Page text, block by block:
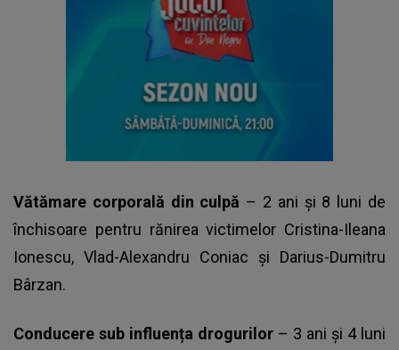
Vătămare corporală din culpă – 2 ani și 8 luni de
închisoare pentru rănirea victimelor Cristina-Ileana
Ionescu, Vlad-Alexandru Coniac și Darius-Dumitru
Bârzan.
Conducere sub influența drogurilor – 3 ani și 4 luni